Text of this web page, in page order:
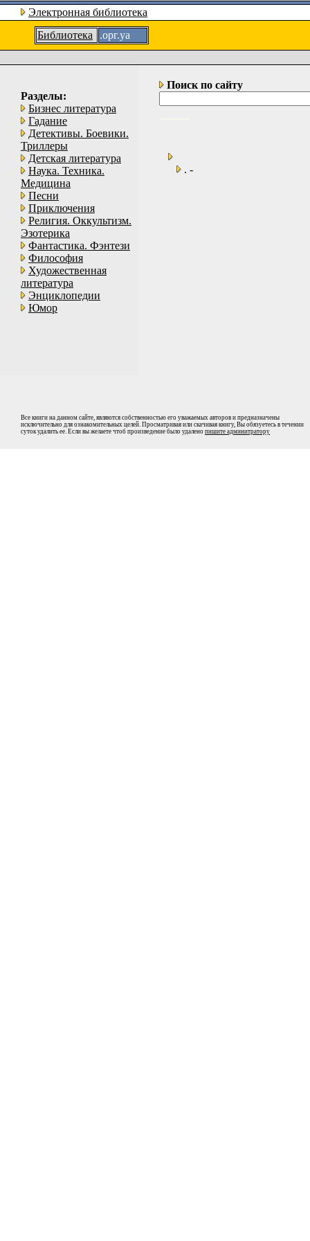
Электронная библиотека
Библиотека
.орг.уа
Разделы:
Бизнес литература
Гадание
Детективы. Боевики.
Триллеры
Детская литература
Наука. Техника.
Медицина
Песни
Приключения
Религия. Оккультизм.
Эзотерика
Фантастика. Фэнтези
Философия
Художественная
литература
Энциклопедии
Юмор
Поиск по сайту
. -
Все книги на данном сайте, являются собственностью его уважаемых авторов и предназначены
исключительно для ознакомительных целей. Просматривая или скачивая книгу, Вы обязуетесь в течении
суток удалить ее. Если вы желаете чтоб произведение было удалено пишите админитратору